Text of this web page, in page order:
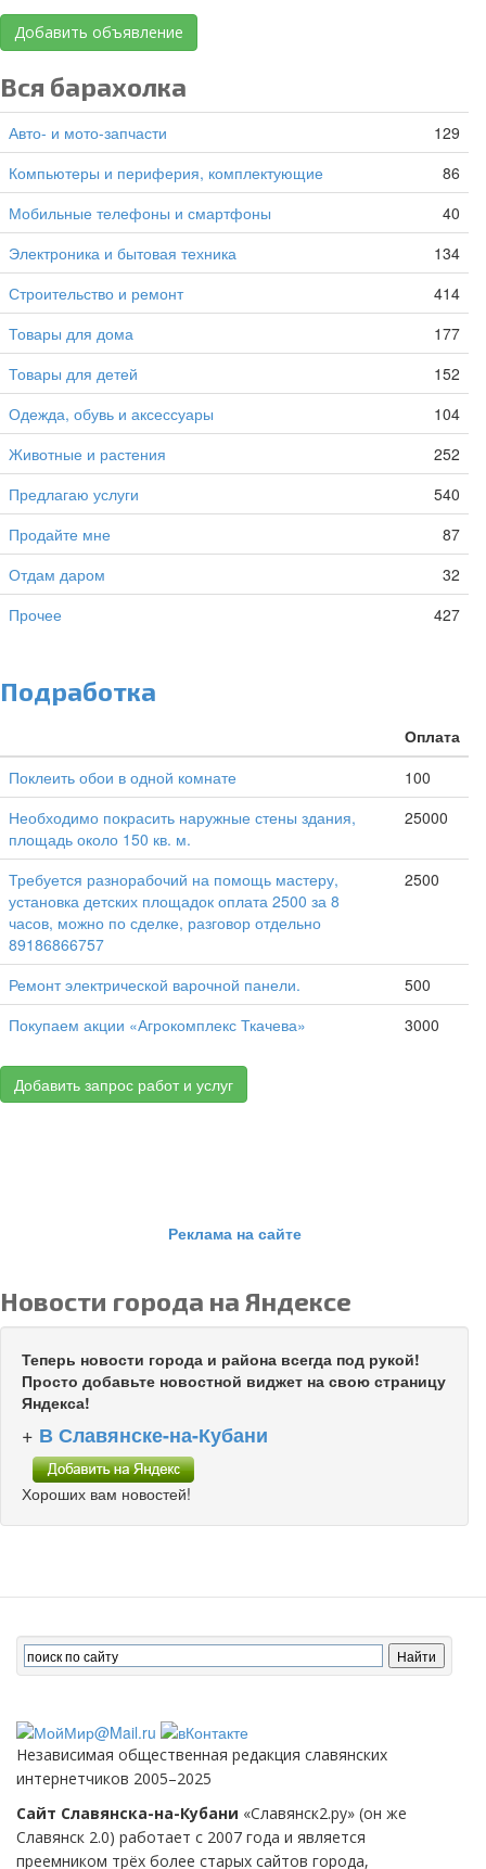
Добавить объявление
Вся барахолка
Авто- и мото-запчасти
129
Компьютеры и периферия, комплектующие
86
Мобильные телефоны и смартфоны
40
Электроника и бытовая техника
134
Строительство и ремонт
414
Товары для дома
177
Товары для детей
152
Одежда, обувь и аксессуары
104
Животные и растения
252
Предлагаю услуги
540
Продайте мне
87
Отдам даром
32
Прочее
427
Подработка
Оплата
Поклеить обои в одной комнате
100
Необходимо покрасить наружные стены здания,
площадь около 150 кв. м.
25000
Требуется разнорабочий на помощь мастеру,
установка детских площадок оплата 2500 за 8
часов, можно по сделке, разговор отдельно
89186866757
2500
Ремонт электрической варочной панели.
500
Покупаем акции «Агрокомплекс Ткачева»
3000
Добавить запрос работ и услуг
Реклама на сайте
Новости города на Яндексе
Теперь новости города и района всегда под рукой!
Просто добавьте новостной виджет на свою страницу
Яндекса!
+ В Славянске-на-Кубани
Хороших вам новостей!
Независимая общественная редакция славянских
интернетчиков 2005–2025
Сайт Славянска-на-Кубани «Славянск2.ру» (он же
Славянск 2.0) работает с 2007 года и является
преемником трёх более старых сайтов города,